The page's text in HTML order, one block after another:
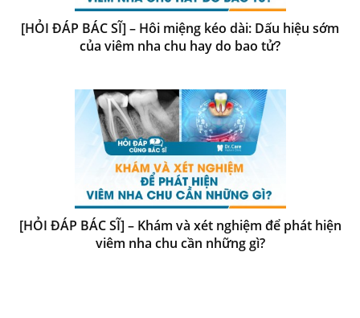
[HỎI ĐÁP BÁC SĨ] – Hôi miệng kéo dài: Dấu hiệu sớm
của viêm nha chu hay do bao tử?
[HỎI ĐÁP BÁC SĨ] – Khám và xét nghiệm để phát hiện
viêm nha chu cần những gì?